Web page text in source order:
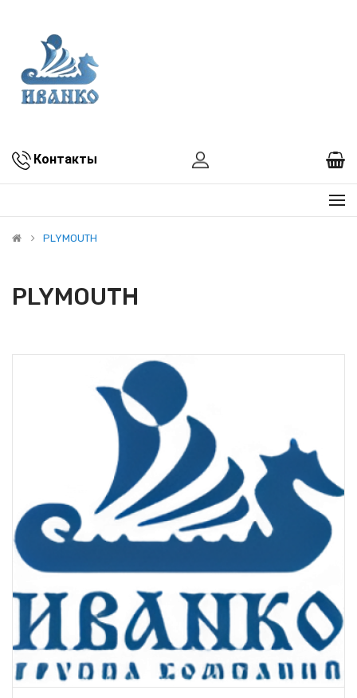
Контакты
PLYMOUTH
PLYMOUTH